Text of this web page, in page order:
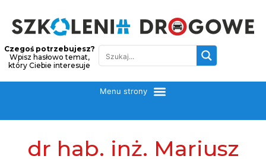
Czegoś potrzebujesz?
Wpisz hasłowo temat,
który Ciebie interesuje
dr hab. inż. Mariusz